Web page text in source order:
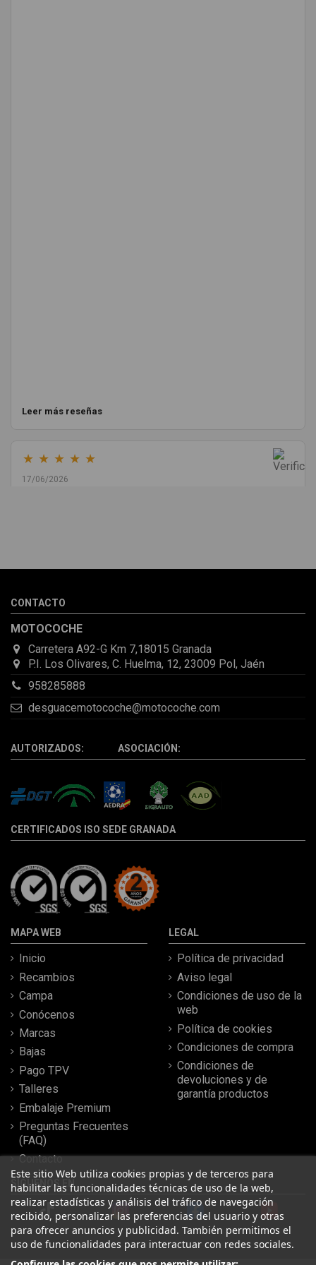
Leer más reseñas
★ ★ ★ ★ ★
17/06/2026
la pieza llegó correcta y bien embalada, además de llegarme 2
CONTACTO
MOTOCOCHE
Carretera A92-G Km 7,18015 Granada
P.I. Los Olivares, C. Huelma, 12, 23009 Pol, Jaén
958285888
desguacemotocoche@motocoche.com
AUTORIZADOS: ASOCIACIÓN:
CERTIFICADOS ISO SEDE GRANADA
MAPA WEB
Inicio
Recambios
Campa
Conócenos
Marcas
Bajas
Pago TPV
Talleres
Embalaje Premium
Preguntas Frecuentes
(FAQ)
Contacto
LEGAL
Política de privacidad
Aviso legal
Condiciones de uso de la
web
Política de cookies
Condiciones de compra
Condiciones de
devoluciones y de
garantía productos
Este sitio Web utiliza cookies propias y de terceros para
habilitar las funcionalidades técnicas de uso de la web,
realizar estadísticas y análisis del tráfico de navegación
recibido, personalizar las preferencias del usuario y otras
para ofrecer anuncios y publicidad. También permitimos el
uso de funcionalidades para interactuar con redes sociales.
SÍGUENOS EN